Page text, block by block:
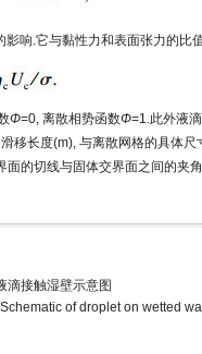
响.它与黏性力和表面张力的比
Φ=0, 离散相势函数Φ=1.此外液
移长度(m), 与离散网格的具体
的切线与固体交界面之间的夹
滴接触湿壁示意图
Schematic of droplet on wetted wall